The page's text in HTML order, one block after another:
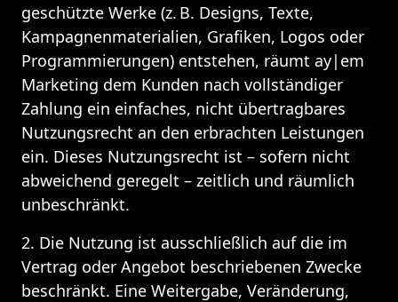
geschützte Werke (z. B. Designs, Texte,
Kampagnenmaterialien, Grafiken, Logos oder
Programmierungen) entstehen, räumt ay|em
Marketing dem Kunden nach vollständiger
Zahlung ein einfaches, nicht übertragbares
Nutzungsrecht an den erbrachten Leistungen
ein. Dieses Nutzungsrecht ist – sofern nicht
abweichend geregelt – zeitlich und räumlich
unbeschränkt.
2. Die Nutzung ist ausschließlich auf die im
Vertrag oder Angebot beschriebenen Zwecke
beschränkt. Eine Weitergabe, Veränderung,